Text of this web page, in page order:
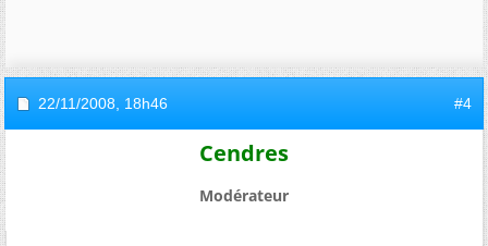
22/11/2008, 18h46 #4
Cendres
Modérateur